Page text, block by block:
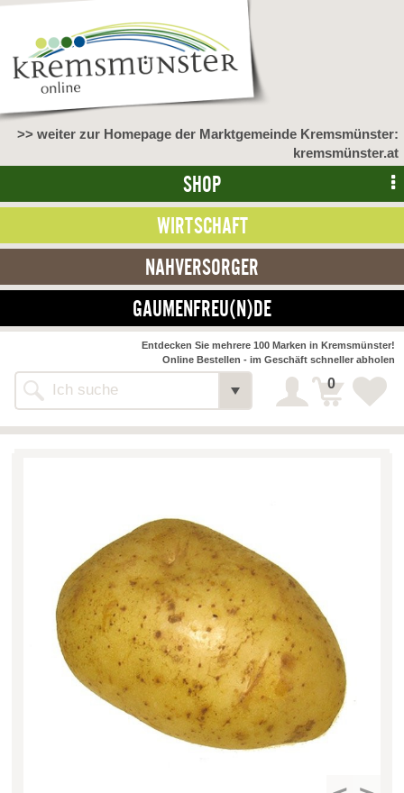
>> weiter zur Homepage der Marktgemeinde Kremsmünster:
kremsmünster.at
SHOP
WIRTSCHAFT
NAHVERSORGER
GAUMENFREU(N)DE
Alle Webseiten
Entdecken Sie mehrere 100 Marken in Kremsmünster!
Online Bestellen - im Geschäft schneller abholen
0
NAHVERSORGER
>> Bauernmarkt << Detail
Bäckerei-Konditorei-Café
Hofladen Hoffelner Detail
Kuglbauer - Familie Bischof Detail
La Toscana Anita Wolf e.U. Detail
Söllradls Naturkostladen Detail
Stiftsgärtnerei Detail
Weinkellerei Stift
Kremsmünster
Detail
Detail